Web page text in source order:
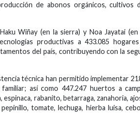
de abonos orgánicos,
Wiñay (en la sierra) y Noa Jayatai
productivas a 433.085
del país, contribuyendo con la
técnica han permitido implementar
así como 447.247 huertos a
rabanito, betarraga, zanahoria,
tomate, lechuga, hierba luisa,